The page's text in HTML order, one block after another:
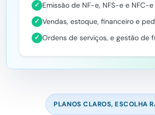
✓ Emissão de NF-e, NFS-e e NFC-e
✓ Vendas, estoque, financeiro e
✓ Ordens de serviços, e gestão de
PLANOS CLAROS, ESCOLHA